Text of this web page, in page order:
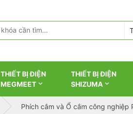
THIẾT BỊ ĐIỆN
MEGMEET
THIẾT BỊ ĐIỆN
SHIZUMA
Phích cắm và Ổ cắm công nghiệp